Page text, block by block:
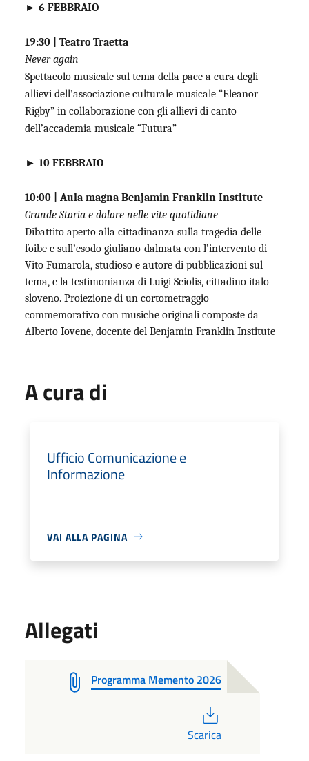
► 6 FEBBRAIO
19:30 | Teatro Traetta
Never again
Spettacolo musicale sul tema della pace a cura degli
allievi dell’associazione culturale musicale “Eleanor
Rigby” in collaborazione con gli allievi di canto
dell’accademia musicale “Futura”
► 10 FEBBRAIO
10:00 | Aula magna Benjamin Franklin Institute
Grande Storia e dolore nelle vite quotidiane
Dibattito aperto alla cittadinanza sulla tragedia delle
foibe e sull’esodo giuliano-dalmata con l’intervento di
Vito Fumarola, studioso e autore di pubblicazioni sul
tema, e la testimonianza di Luigi Sciolis, cittadino italo-
sloveno. Proiezione di un cortometraggio
commemorativo con musiche originali composte da
Alberto Iovene, docente del Benjamin Franklin Institute
A cura di
Ufficio Comunicazione e
Informazione
VAI ALLA PAGINA
Allegati
Programma Memento 2026
Scarica